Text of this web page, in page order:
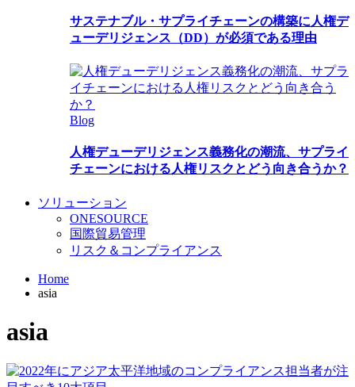
サステナブル・サプライチェーンの構築に人権デ
ューデリジェンス（DD）が必須である理由
Blog
人権デューデリジェンス義務化の潮流、サプライ
チェーンにおける人権リスクとどう向き合うか？
ソリューション
ONESOURCE
国際貿易管理
リスク＆コンプライアンス
Home
asia
asia